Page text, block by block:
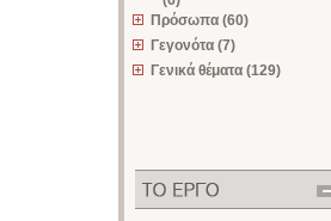
Πρόσωπα (60)
Γεγονότα (7)
Γενικά θέματα (129)